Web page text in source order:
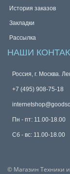
История заказов
Закладки
Рассылка
НАШИ
Россия, г. Москва.
+7 (495) 908-75-18
Пн - пт: 11.00-18.00
Сб - вс: 11.00-18.00
© Магазин Техники и